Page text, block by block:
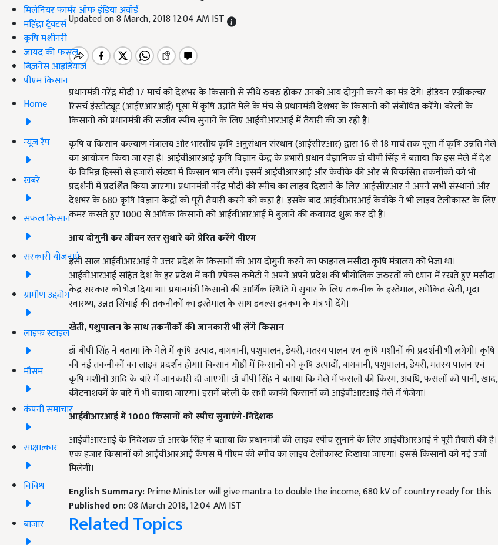
मिलेनियर फार्मर ऑफ इंडिया अवॉर्ड
महिंद्रा ट्रैक्टर्स
कृषि मशीनरी
जायद की फसल
बिज़नेस आइडियाज
पीएम किसान
Home
न्यूज़ रैप
खबरें
सफल किसान
सरकारी योजनाएं
ग्रामीण उद्द्योग
लाइफ स्टाइल
मौसम
कंपनी समाचार
साक्षात्कार
विविध
बाजार
Updated on 8 March, 2018 12:04 AM IST
प्रधानमंत्री नरेंद्र मोदी 17 मार्च को देशभर के किसानों से सीधे रुबरु होकर उनको आय दोगुनी करने का मंत्र देंगे। इंडियन एग्रीकल्चर
रिसर्च इंस्टीट्यूट (आईएआरआई) पूसा में कृषि उन्नति मेले के मंच से प्रधानमंत्री देशभर के किसानों को संबोधित करेंगे। बरेली के
किसानों को प्रधानमंत्री की सजीव स्पीच सुनाने के लिए आईवीआरआई में तैयारी की जा रही है।
कृषि व किसान कल्याण मंत्रालय और भारतीय कृषि अनुसंधान संस्थान (आईसीएआर) द्वारा 16 से 18 मार्च तक पूसा में कृषि उन्नति मेले
का आयोजन किया जा रहा है। आईवीआरआई कृषि विज्ञान केंद्र के प्रभारी प्रधान वैज्ञानिक डॉ बीपी सिंह ने बताया कि इस मेले में देश
के विभिन्न हिस्सों से हजारों संख्या में किसान भाग लेंगे। इसमें आईवीआरआई और केवीके की ओर से विकसित तकनीकों को भी
प्रदर्शनी में प्रदर्शित किया जाएगा। प्रधानमंत्री नरेंद्र मोदी की स्पीच का लाइव दिखाने के लिए आईसीएआर ने अपने सभी संस्थानों और
देशभर के 680 कृषि विज्ञान केंद्रों को पूरी तैयारी करने को कहा है। इसके बाद आईवीआरआई केवीके ने भी लाइव टेलीकास्ट के लिए
कमर कसते हुए 1000 से अधिक किसानों को आईवीआरआई में बुलाने की कवायद शुरू कर दी है।
आय दोगुनी कर जीवन स्तर सुधारे को प्रेरित करेंगे पीएम
इसी साल आईवीआरआई ने उत्तर प्रदेश के किसानों की आय दोगुनी करने का फाइनल मसौदा कृषि मंत्रालय को भेजा था।
आईवीआरआई सहित देश के हर प्रदेश में बनी एपेक्स कमेटी ने अपने अपने प्रदेश की भौगोलिक जरुरतों को ध्यान में रखते हुए मसौदा
केंद्र सरकार को भेज दिया था। प्रधानमंत्री किसानों की आर्थिक स्थिति में सुधार के लिए तकनीक के इस्तेमाल, समेकित खेती, मृदा
स्वास्थ्य, उन्नत सिंचाई की तकनीकों का इस्तेमाल के साथ डबल्स इनकम के मंत्र भी देंगे।
खेती,पशुपालन के साथ तकनीकों की जानकारी भी लेंगे किसान
डॉ बीपी सिंह ने बताया कि मेले में कृषि उत्पाद, बागवानी, पशुपालन, डेयरी, मतस्य पालन एवं कृषि मशीनों की प्रदर्शनी भी लगेगी। कृषि
की नई तकनीकों का लाइव प्रदर्शन होगा। किसान गोष्ठी में किसानों को कृषि उत्पादों, बागवानी, पशुपालन, डेयरी, मतस्य पालन एवं
कृषि मशीनों आदि के बारे में जानकारी दी जाएगी। डॉ वीपी सिंह ने बताया कि मेले में फसलों की किस्म, अवधि, फसलों को पानी, खाद,
कीटनाशकों के बारे में भी बताया जाएगा। इसमें बरेली के सभी काफी किसानों को आईवीआरआई मेले में भेजेगा।
आईवीआरआई में 1000किसानों को स्पीच सुनाएंगे-निदेशक
आईवीआरआई के निदेशक डॉ आरके सिंह ने बताया कि प्रधानमंत्री की लाइव स्पीच सुनाने के लिए आईवीआरआई ने पूरी तैयारी की है।
एक हजार किसानों को आईवीआरआई कैंपस में पीएम की स्पीच का लाइव टेलीकास्ट दिखाया जाएगा। इससे किसानों को नई उर्जा
मिलेगी।
English Summary:Prime Minister will give mantra to double the income, 680 kV of country ready for this
Published on:08 March 2018, 12:04 AM IST
Related Topics